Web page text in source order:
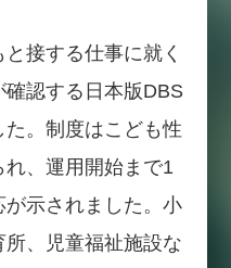
接する仕事に就く
確認する日本版DBS
。制度はこども性
、運用開始まで1
示されました。小
、児童福祉施設な